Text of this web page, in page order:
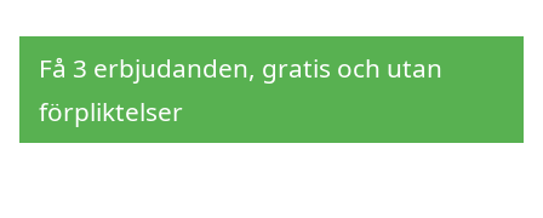
Få 3 erbjudanden, gratis och utan
förpliktelser